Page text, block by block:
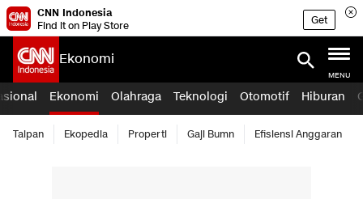
CNN Indonesia
Find it on Play Store
Get
Ekonomi
MENU
Ekonomi Olahraga Teknologi Otomotif Hiburan
Taipan Ekopedia Properti Gaji Bumn Efisiensi Anggaran